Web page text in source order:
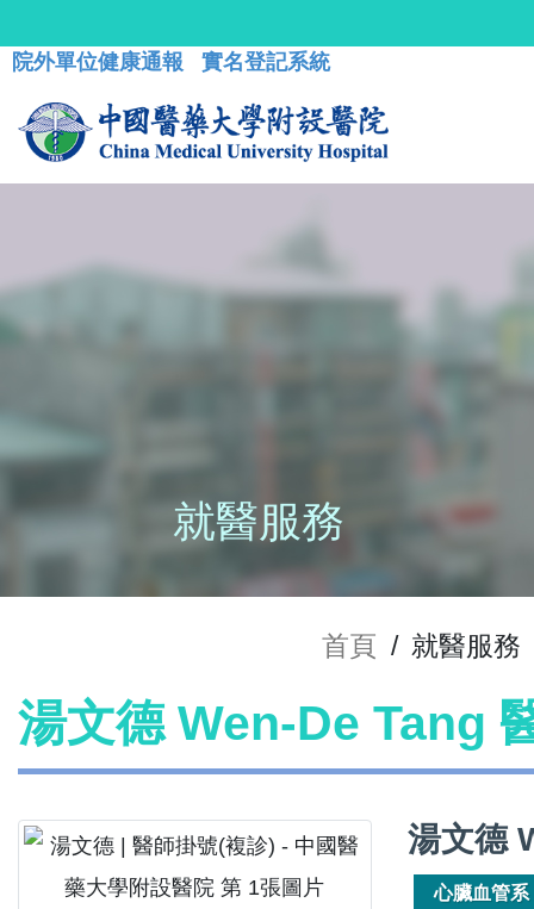
院外單位健康通報 實名登記系統
就醫服務
首頁 / 就醫服務
湯文德 Wen-De Tang
湯文德
心臟血管系